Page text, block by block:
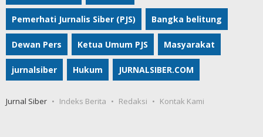
Pemerhati Jurnalis Siber (PJS) Bangka belitung
Dewan Pers Ketua Umum PJS Masyarakat
jurnalsiber Hukum JURNALSIBER.COM
Jurnal Siber Indeks Berita Redaksi Kontak Kami